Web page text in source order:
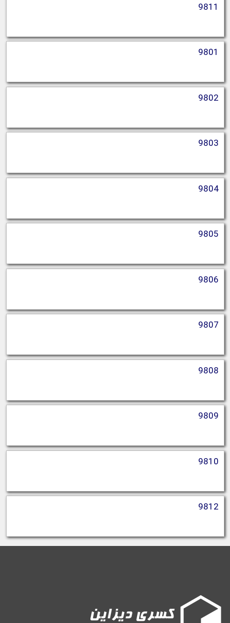
9811
9801
9802
9803
9804
9805
9806
9807
9808
9809
9810
9812